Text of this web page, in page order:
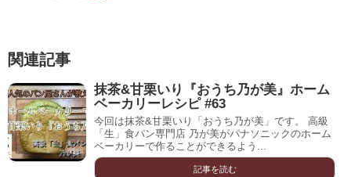
関連記事
抹茶&甘栗いり『おうち乃が美』ホーム
ベーカリーレシピ #63
今回は抹茶&甘栗いり「おうち乃が美」です。 高級
「生」食パン専門店 乃が美がパナソニックのホーム
ベーカリーで作ることができるよう...
記事を読む